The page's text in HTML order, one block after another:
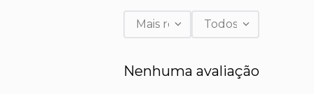
Título
Mais recentesTodos
Nenhuma avaliação